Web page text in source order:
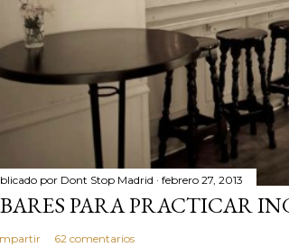
por Dont Stop Madrid febrero 27, 2013
PARA PRACTICAR
62 comentarios